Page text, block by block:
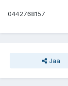
0442768157
Jaa